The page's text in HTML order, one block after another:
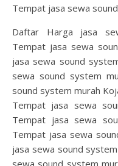
Tempat jasa sewa
Daftar Harga jasa
Tempat jasa sewa
jasa sewa sound
sewa sound system
sound system murah
Tempat jasa sewa
Tempat jasa sewa
Tempat jasa sewa
jasa sewa sound
sewa sound system